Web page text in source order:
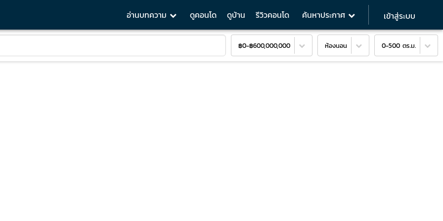
อ่านบทความ ดูคอนโด ดูบ้าน รีวิวคอนโด ค้นหาประกาศ เข้าสู่ระบบ
฿0-฿600,000,000 ห้องนอน 0-500 ตร.ม.